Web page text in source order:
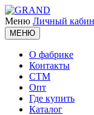
Меню Личный
МЕНЮ
О фабрике
Контакты
СТМ
Опт
Где купить
Каталог